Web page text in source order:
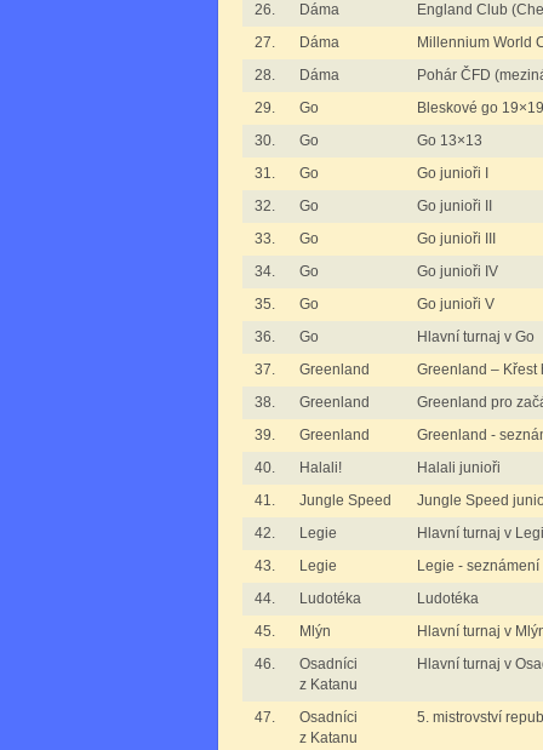
26.
Dáma
England Club
27.
Dáma
Millennium World
28.
Dáma
Pohár ČFD
29.
Go
Bleskové go 19×19
30.
Go
Go 13×13
31.
Go
Go junioři I
32.
Go
Go junioři II
33.
Go
Go junioři III
34.
Go
Go junioři IV
35.
Go
Go junioři V
36.
Go
Hlavní turnaj v Go
37.
Greenland
Greenland – Křest
38.
Greenland
Greenland pro
39.
Greenland
Greenland -
40.
Halali!
Halali junioři
41.
Jungle Speed
Jungle Speed
42.
Legie
Hlavní turnaj v
43.
Legie
Legie - seznámení
44.
Ludotéka
Ludotéka
45.
Mlýn
Hlavní turnaj v
46.
Osadníci
z Katanu
Hlavní turnaj v
47.
Osadníci
z Katanu
5. mistrovství